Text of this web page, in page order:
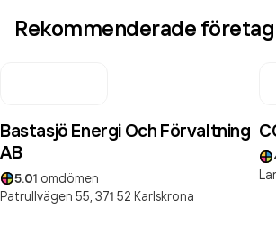
Rekommenderade företag
Bastasjö Energi Och Förvaltning
AB
5.01 omdömen
Patrullvägen 55, 371 52 Karlskrona